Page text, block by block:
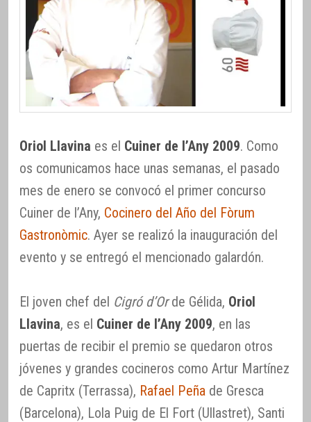
Oriol Llavina es el Cuiner de l’Any 2009. Como
os comunicamos hace unas semanas, el pasado
mes de enero se convocó el primer concurso
Cuiner de l’Any, Cocinero del Año del Fòrum
Gastronòmic. Ayer se realizó la inauguración del
evento y se entregó el mencionado galardón.
El joven chef del Cigró d’Orde Gélida, Oriol
Llavina, es el Cuiner de l’Any 2009, en las
puertas de recibir el premio se quedaron otros
jóvenes y grandes cocineros como Artur Martínez
de Capritx (Terrassa), Rafael Peña de Gresca
(Barcelona), Lola Puig de El Fort (Ullastret), Santi